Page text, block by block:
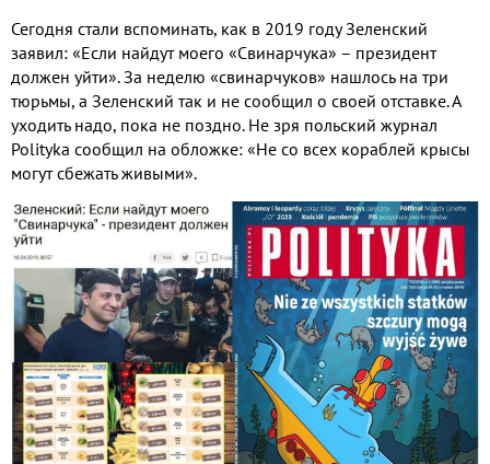
Сегодня стали вспоминать, как в 2019 году Зеленский
заявил: «Если найдут моего «Свинарчука» – президент
должен уйти». За неделю «свинарчуков» нашлось на три
тюрьмы, а Зеленский так и не сообщил о своей отставке. А
уходить надо, пока не поздно. Не зря польский журнал
Polityka сообщил на обложке: «Не со всех кораблей крысы
могут сбежать живыми».